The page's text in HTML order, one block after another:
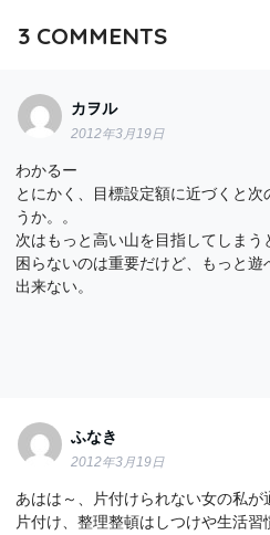
3COMMENTS
カヲル
2012年3月19日
わかるー
とにかく、目標設定額に近づくと
うか。。
次はもっと高い山を目指してしまう
困らないのは重要だけど、もっと遊
出来ない。
ふなき
2012年3月19日
あはは～、片付けられない女の私が
片付け、整理整頓はしつけや生活